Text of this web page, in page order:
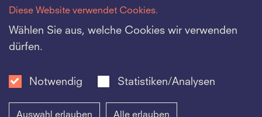
Riehen Music School
Schola Cantorum Basiliensis Music School
Diese Website verwendet Cookies.
Wählen Sie aus, welche Cookies wir verwenden
dürfen.
Notwendig Statistiken/Analysen